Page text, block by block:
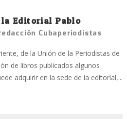
Editorial Pablo
Cubaperiodistas
de la Unión de la Periodistas de
de libros publicados algunos
adquirir en la sede de la editorial,...